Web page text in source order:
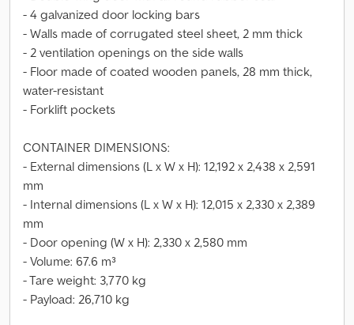
- 4 galvanized door locking bars
- Walls made of corrugated steel sheet, 2 mm thick
- 2 ventilation openings on the side walls
- Floor made of coated wooden panels, 28 mm thick,
water-resistant
- Forklift pockets
CONTAINER DIMENSIONS:
- External dimensions (L x W x H): 12,192 x 2,438 x 2,591
mm
- Internal dimensions (L x W x H): 12,015 x 2,330 x 2,389
mm
- Door opening (W x H): 2,330 x 2,580 mm
- Volume: 67.6 m³
- Tare weight: 3,770 kg
- Payload: 26,710 kg